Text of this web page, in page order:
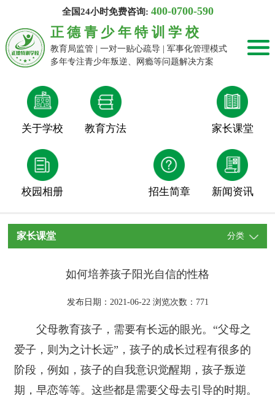
全国24小时免费咨询: 400-0700-590
正德青少年特训学校
教育局监管 | 一对一贴心疏导 | 军事化管理模式
多年专注青少年叛逆、网瘾等问题解决方案
关于学校 教育方法 家长课堂
校园相册 招生简章 新闻资讯
家长课堂 分类
如何培养孩子阳光自信的性格
发布日期：2021-06-22 浏览次数： 771
父母教育孩子，需要有长远的眼光。“父母之
爱子，则为之计长远”，孩子的成长过程有很多的
阶段，例如，孩子的自我意识觉醒期，孩子叛逆
期，早恋等等。这些都是需要父母去引导的时期。